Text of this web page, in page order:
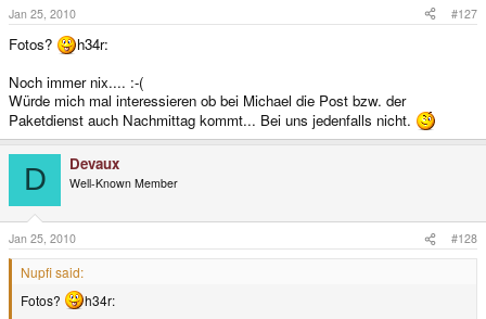
Jan 25, 2010 #127
Fotos?
h34r:
Noch immer nix.... :-(
Würde mich mal interessieren ob bei Michael die Post bzw. der
Paketdienst auch Nachmittag kommt... Bei uns jedenfalls nicht.
D Devaux
Well-Known Member
Jan 25, 2010 #128
Nupfi said:
Fotos?
h34r: